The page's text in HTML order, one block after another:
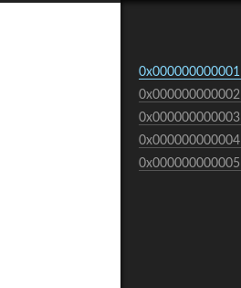
0x000000000001
0x000000000002
0x000000000003
0x000000000004
0x000000000005